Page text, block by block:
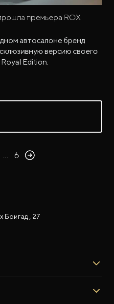
премьера ROX
автосалоне бренд
версию своего
Edition.
… 6
Бригад , 27